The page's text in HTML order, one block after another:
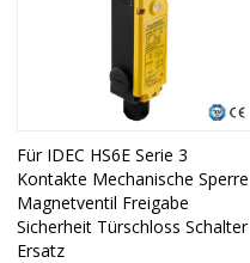
Für IDEC HS6E Serie 3
Kontakte Mechanische Sperre
Magnetventil Freigabe
Sicherheit Türschloss Schalter
Ersatz